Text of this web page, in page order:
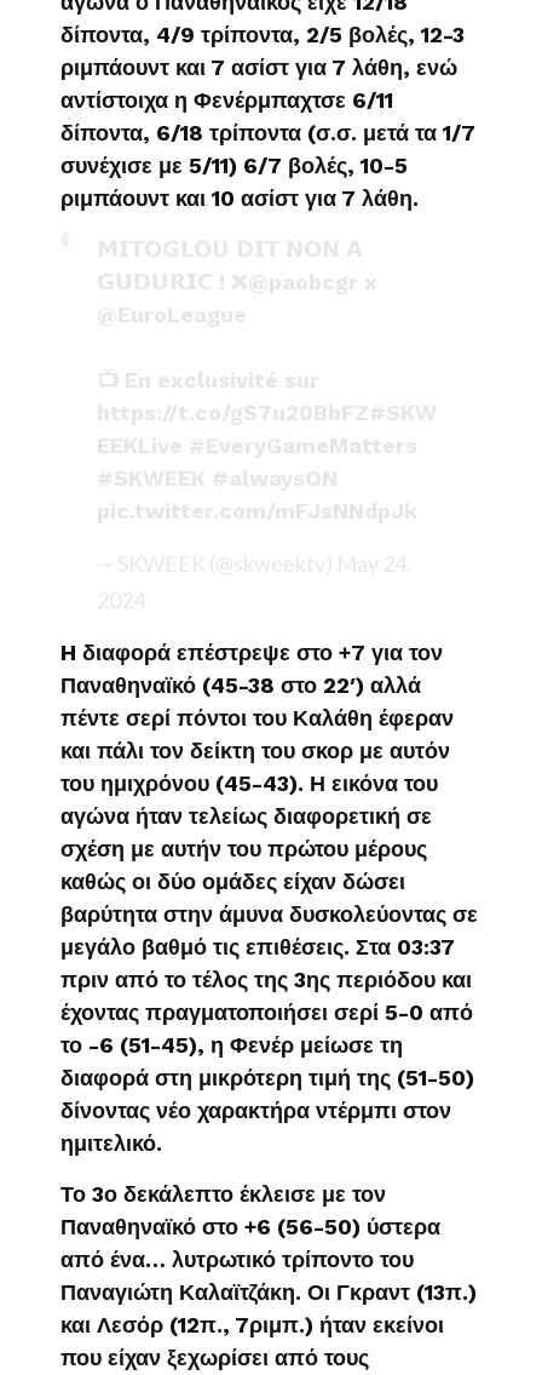
δίποντα, 4/9 τρίποντα, 2/5 βολές, 12-3
ριμπάουντ και 7 ασίστ για 7 λάθη, ενώ
αντίστοιχα η Φενέρμπαχτσε 6/11
δίποντα, 6/18 τρίποντα (σ.σ. μετά τα 1/7
συνέχισε με 5/11) 6/7 βολές, 10-5
ριμπάουντ και 10 ασίστ για 7 λάθη.
𝗠𝗜𝗧𝗢𝗚𝗟𝗢𝗨 𝗗𝗜𝗧 𝗡𝗢𝗡 𝗔̀
𝗚𝗨𝗗𝗨𝗥𝗜𝗖 ! ❌@paobcgr x
@EuroLeague
📺 En exclusivité sur
https://t.co/gS7u20BbFZ#SKW
EEKLive #EveryGameMatters
#SKWEEK #alwaysON
pic.twitter.com/mFJsNNdpJk
— SKWEEK (@skweektv) May 24,
2024
H διαφορά επέστρεψε στο +7 για τον
Παναθηναϊκό (45-38 στο 22′) αλλά
πέντε σερί πόντοι του Καλάθη έφεραν
και πάλι τον δείκτη του σκορ με αυτόν
του ημιχρόνου (45-43). Η εικόνα του
αγώνα ήταν τελείως διαφορετική σε
σχέση με αυτήν του πρώτου μέρους
καθώς οι δύο ομάδες είχαν δώσει
βαρύτητα στην άμυνα δυσκολεύοντας σε
μεγάλο βαθμό τις επιθέσεις. Στα 03:37
πριν από το τέλος της 3ης περιόδου και
έχοντας πραγματοποιήσει σερί 5-0 από
το -6 (51-45), η Φενέρ μείωσε τη
διαφορά στη μικρότερη τιμή της (51-50)
δίνοντας νέο χαρακτήρα ντέρμπι στον
ημιτελικό.
Το 3ο δεκάλεπτο έκλεισε με τον
Παναθηναϊκό στο +6 (56-50) ύστερα
από ένα… λυτρωτικό τρίποντο του
Παναγιώτη Καλαϊτζάκη. Οι Γκραντ (13π.)
και Λεσόρ (12π., 7ριμπ.) ήταν εκείνοι
που είχαν ξεχωρίσει από τους